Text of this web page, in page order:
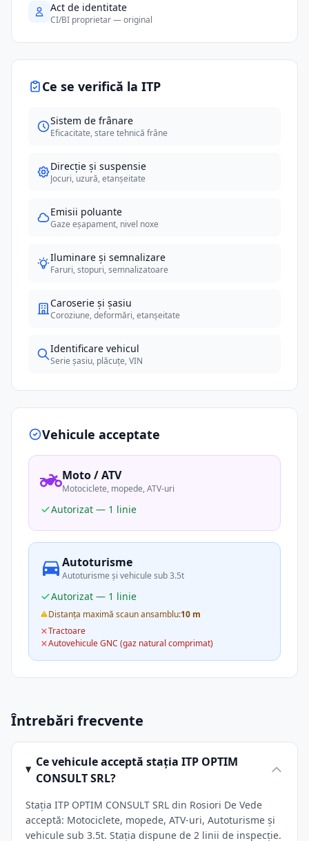
Act de identitate
CI/BI proprietar — original
Ce se verifică la ITP
Sistem de frânare
Eficacitate, stare tehnică frâne
Direcție și suspensie
Jocuri, uzură, etanșeitate
Emisii poluante
Gaze eșapament, nivel noxe
Iluminare și semnalizare
Faruri, stopuri, semnalizatoare
Caroserie și șasiu
Coroziune, deformări, etanșeitate
Identificare vehicul
Serie șasiu, plăcuțe, VIN
Vehicule acceptate
Moto / ATV
Motociclete, mopede, ATV-uri
Autorizat — 1 linie
Autoturisme
Autoturisme și vehicule sub 3.5t
Autorizat — 1 linie
Distanța maximă scaun ansamblu:10 m
Tractoare
Autovehicule GNC (gaz natural comprimat)
Întrebări frecvente
Ce vehicule acceptă stația ITP OPTIM
CONSULT SRL?
Stația ITP OPTIM CONSULT SRL din Rosiori De Vede
acceptă: Motociclete, mopede, ATV-uri, Autoturisme și
vehicule sub 3.5t. Stația dispune de 2 linii de inspecție.